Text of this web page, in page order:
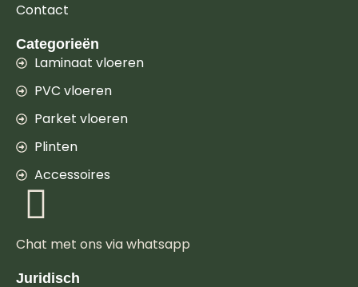
Contact
Categorieën
Laminaat vloeren
PVC vloeren
Parket vloeren
Plinten
Accessoires
Chat met ons via whatsapp
Juridisch